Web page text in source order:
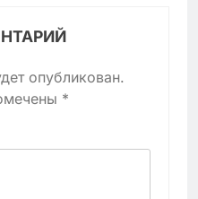
опубликован.
*